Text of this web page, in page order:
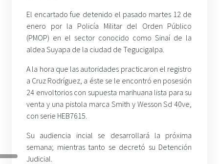
El encartado fue detenido el pasado martes 12 de
enero por la Policía Militar del Orden Público
(PMOP) en el sector conocido como Sinaí de la
aldea Suyapa de la ciudad de Tegucigalpa.
A la hora que las autoridades practicaron el registro
a Cruz Rodríguez, a éste se le encontró en posesión
24 envoltorios con supuesta marihuana lista para su
venta y una pistola marca Smith y Wesson Sd 40ve,
con serie HEB7615.
Su audiencia incial se desarrollará la próxima
semana; mientras tanto se decretó su Detención
Judicial.